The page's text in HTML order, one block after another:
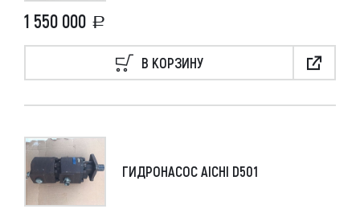
1 550 000
В КОРЗИНУ
ГИДРОНАСОС AICHI D501